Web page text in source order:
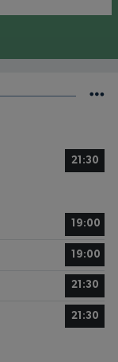
21:30
19:00
19:00
21:30
21:30